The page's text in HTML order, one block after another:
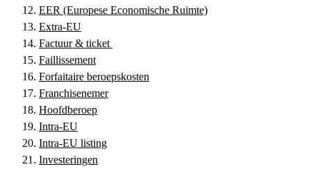
EER (Europese Economische Ruimte)
Extra-EU
Factuur & ticket
Faillissement
Forfaitaire beroepskosten
Franchisenemer
Hoofdberoep
Intra-EU
Intra-EU listing
Investeringen